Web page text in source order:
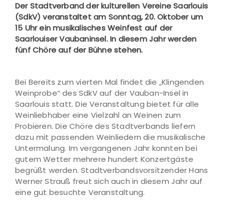
Der Stadtverband der kulturellen Vereine Saarlouis
(SdkV) veranstaltet am Sonntag, 20. Oktober um
15 Uhr ein musikalisches Weinfest auf der
Saarlouiser Vaubaninsel. In diesem Jahr werden
fünf Chöre auf der Bühne stehen.
Bei Bereits zum vierten Mal findet die „Klingenden
Weinprobe“ des SdkV auf der Vauban-Insel in
Saarlouis statt. Die Veranstaltung bietet für alle
Weinliebhaber eine Vielzahl an Weinen zum
Probieren. Die Chöre des Stadtverbands liefern
dazu mit passenden Weinliedern die musikalische
Untermalung. Im vergangenen Jahr konnten bei
gutem Wetter mehrere hundert Konzertgäste
begrüßt werden. Stadtverbandsvorsitzender Hans
Werner Strauß freut sich auch in diesem Jahr auf
eine gut besuchte Veranstaltung.